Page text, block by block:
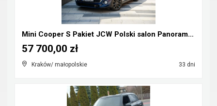
Mini Cooper S Pakiet JCW Polski salon Panorama Hea...
Kraków/ małopolskie 33 dni
57 700,00 zł